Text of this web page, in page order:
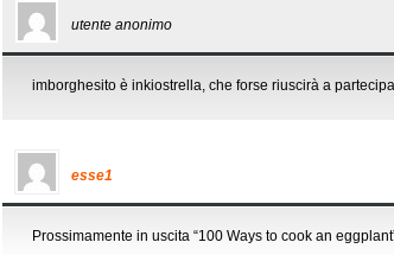
utente anonimo
imborghesito è inkiostrella, che forse riuscirà a
esse1
Prossimamente in uscita “100 Ways to cook an